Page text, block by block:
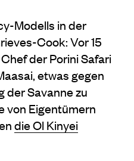
Modells in der
Cook: Vor 15
der Porini Safari
etwas gegen
der Savanne zu
von Eigentümern
die Ol Kinyei